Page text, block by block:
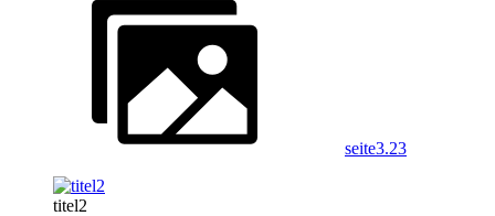
seite3.23
titel2